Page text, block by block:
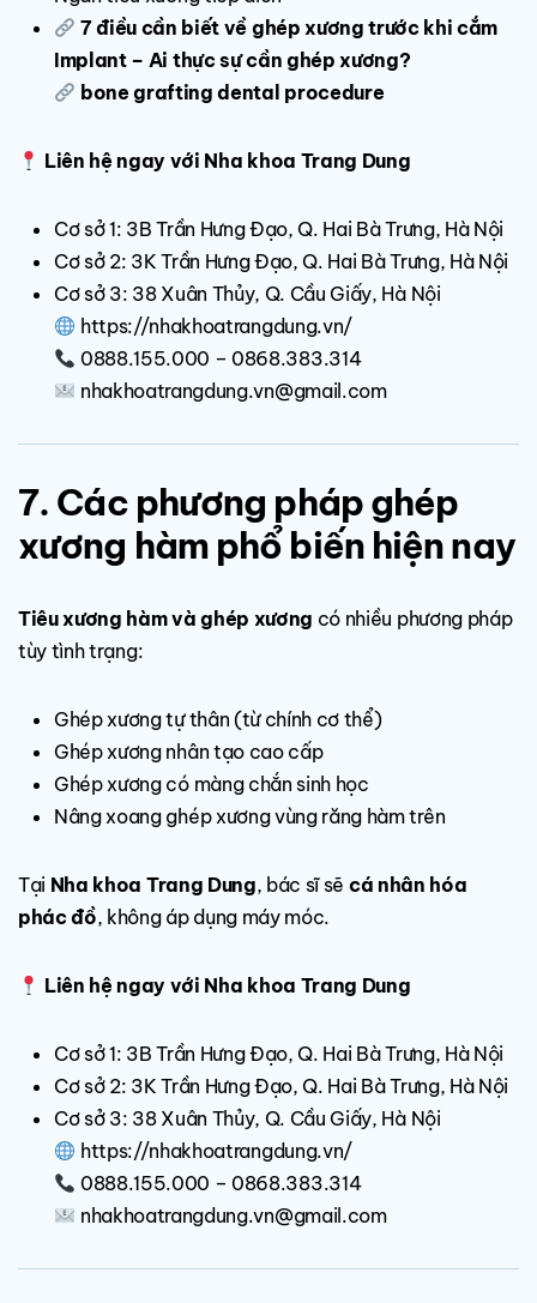
7 điều cần biết về ghép xương trước khi cắm
Implant – Ai thực sự cần ghép xương?
bone grafting dental procedure
Liên hệ ngay với Nha khoa Trang Dung
Cơ sở 1: 3B Trần Hưng Đạo, Q. Hai Bà Trưng, Hà Nội
Cơ sở 2: 3K Trần Hưng Đạo, Q. Hai Bà Trưng, Hà Nội
Cơ sở 3: 38 Xuân Thủy, Q. Cầu Giấy, Hà Nội
https://nhakhoatrangdung.vn/
0888.155.000 – 0868.383.314
nhakhoatrangdung.vn@gmail.com
7. Các phương pháp ghép
xương hàm phổ biến hiện nay
Tiêu xương hàm và ghép xương có nhiều phương pháp
tùy tình trạng:
Ghép xương tự thân (từ chính cơ thể)
Ghép xương nhân tạo cao cấp
Ghép xương có màng chắn sinh học
Nâng xoang ghép xương vùng răng hàm trên
Tại Nha khoa Trang Dung, bác sĩ sẽ cá nhân hóa
phác đồ, không áp dụng máy móc.
Liên hệ ngay với Nha khoa Trang Dung
Cơ sở 1: 3B Trần Hưng Đạo, Q. Hai Bà Trưng, Hà Nội
Cơ sở 2: 3K Trần Hưng Đạo, Q. Hai Bà Trưng, Hà Nội
Cơ sở 3: 38 Xuân Thủy, Q. Cầu Giấy, Hà Nội
https://nhakhoatrangdung.vn/
0888.155.000 – 0868.383.314
nhakhoatrangdung.vn@gmail.com